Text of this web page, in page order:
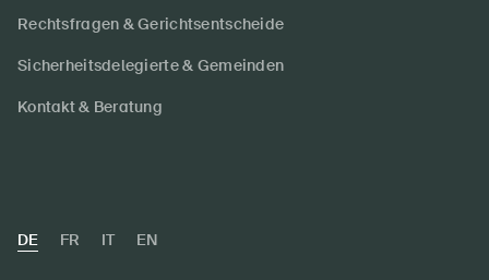
Rechtsfragen & Gerichtsentscheide
Sicherheitsdelegierte & Gemeinden
Kontakt & Beratung
DE FR IT EN